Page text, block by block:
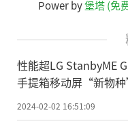
Power by堡塔 (免
性能超LG StanbyME
手提箱移动屏“新物
2024-02-02 16:51:09